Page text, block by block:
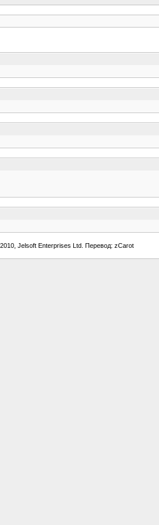
Jelsoft Enterprises Ltd. Перевод: zCarot